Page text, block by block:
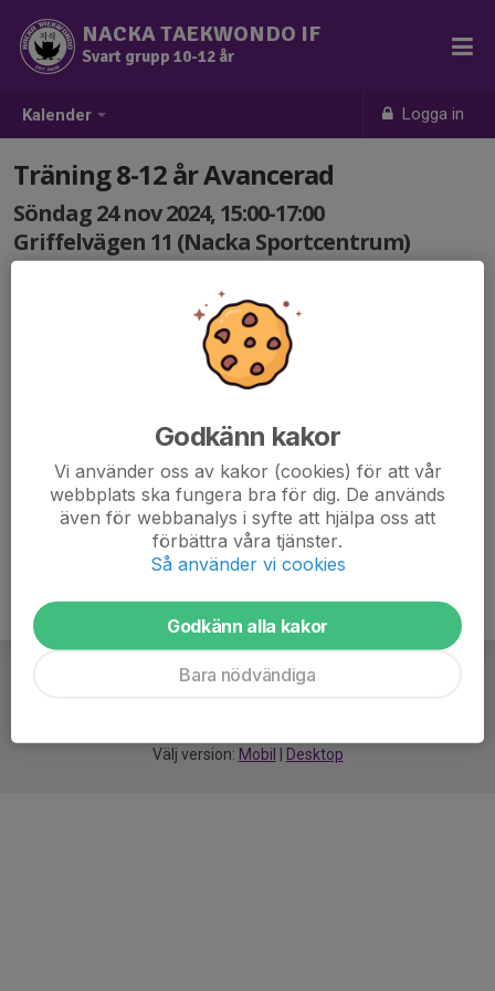
Kalender Logga in
NACKA TAEKWONDO IF
Svart grupp 10-12 år
Träning 8-12 år Avancerad
Söndag 24 nov 2024, 15:00-17:00
Griffelvägen 11 (Nacka Sportcentrum)
Välj version: Mobil Desktop
Godkänn kakor
Vi använder oss av kakor (cookies) för att vår
webbplats ska fungera bra för dig. De används
även för webbanalys i syfte att hjälpa oss att
förbättra våra tjänster.
Så använder vi cookies
Godkänn alla kakor
Bara nödvändiga